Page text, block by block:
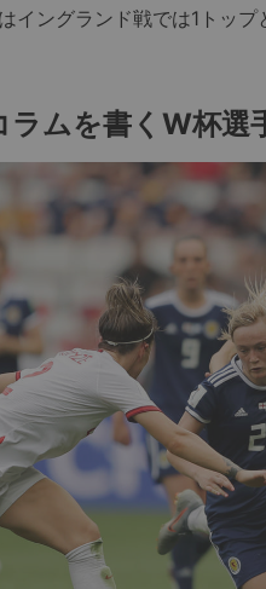
イングランド戦では1トッ
ラムを書くW杯選